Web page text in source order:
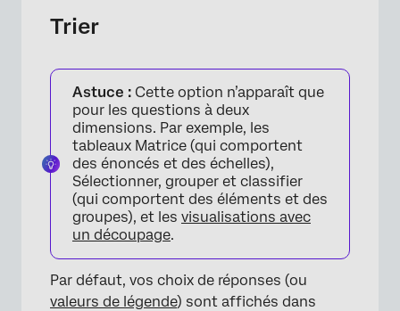
×
Trier
Astuce : Cette option n’apparaît que
pour les questions à deux
dimensions. Par exemple, les
tableaux Matrice (qui comportent
des énoncés et des échelles),
Sélectionner, grouper et classifier
(qui comportent des éléments et des
groupes), et les visualisations avec
un découpage.
Par défaut, vos choix de réponses (ou
valeurs de légende) sont affichés dans